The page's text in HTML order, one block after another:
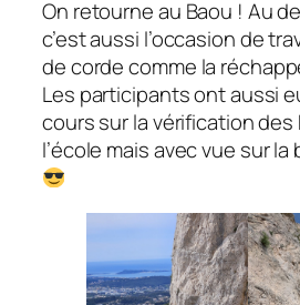
On retourne au Baou ! Au
c’est aussi l’occasion de
de corde comme la
Les participants ont aussi
cours sur la vérification des
l’école mais avec vue sur la